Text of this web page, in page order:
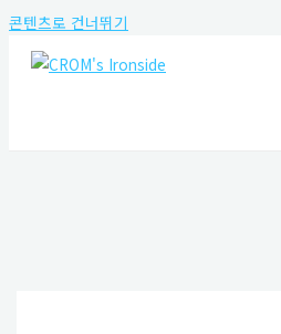
콘텐츠로 건너뛰기